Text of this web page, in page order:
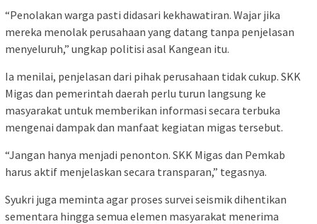
“Penolakan warga pasti didasari kekhawatiran. Wajar jika
mereka menolak perusahaan yang datang tanpa penjelasan
menyeluruh,” ungkap politisi asal Kangean itu.
Ia menilai, penjelasan dari pihak perusahaan tidak cukup. SKK
Migas dan pemerintah daerah perlu turun langsung ke
masyarakat untuk memberikan informasi secara terbuka
mengenai dampak dan manfaat kegiatan migas tersebut.
“Jangan hanya menjadi penonton. SKK Migas dan Pemkab
harus aktif menjelaskan secara transparan,” tegasnya.
Syukri juga meminta agar proses survei seismik dihentikan
sementara hingga semua elemen masyarakat menerima